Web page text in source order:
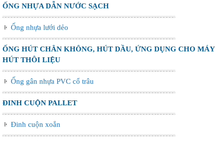
ỐNG NHỰA DẪN NƯỚC SẠCH
Ống nhựa lưới dẻo
ỐNG HÚT CHÂN KHÔNG, HÚT DẦU, ỨNG DỤNG CHO MÁY
HÚT THÔI LIỆU
Ống gân nhựa PVC cổ trâu
ĐINH CUỘN PALLET
Đinh cuộn xoắn